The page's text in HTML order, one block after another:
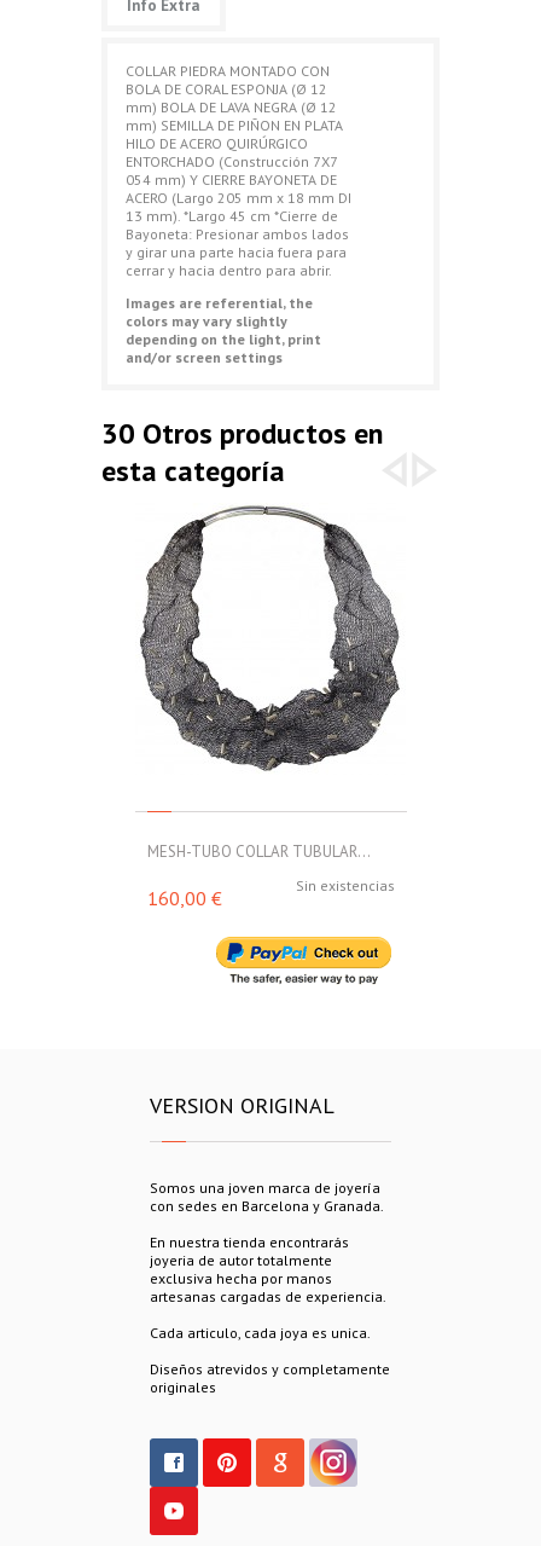
Info Extra
COLLAR PIEDRA MONTADO CON
BOLA DE CORAL ESPONJA (Ø 12
mm) BOLA DE LAVA NEGRA (Ø 12
mm) SEMILLA DE PIÑON EN PLATA
HILO DE ACERO QUIRÚRGICO
ENTORCHADO (Construcción 7X7
054 mm) Y CIERRE BAYONETA DE
ACERO (Largo 205 mm x 18 mm DI
13 mm). *Largo 45 cm *Cierre de
Bayoneta: Presionar ambos lados
y girar una parte hacia fuera para
cerrar y hacia dentro para abrir.
Images are referential, the
colors may vary slightly
depending on the light, print
and/or screen settings
30 Otros productos en
esta categoría
MESH-TUBO COLLAR TUBULAR...
Sin existencias
160,00 €
VERSION ORIGINAL
Somos una joven marca de joyería
con sedes en Barcelona y Granada.
En nuestra tienda encontrarás
joyeria de autor totalmente
exclusiva hecha por manos
artesanas cargadas de experiencia.
Cada articulo, cada joya es unica.
Diseños atrevidos y completamente
originales